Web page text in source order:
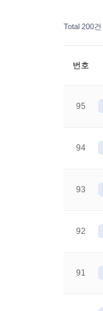
Total 200건
번호
95
94
93
92
91